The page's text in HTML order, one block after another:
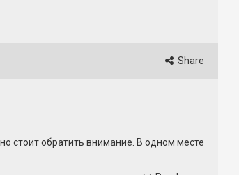
Share
стоит обратить внимание. В одном месте
официальный трейлер фильма 2026 года